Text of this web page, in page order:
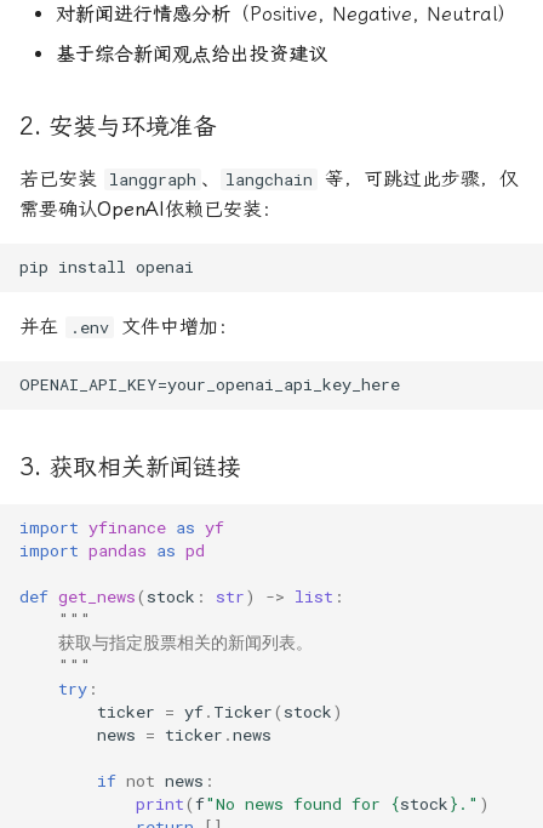
对新闻进行情感分析 （Positive, Negative, Neutral）
基于综合新闻观点给出投资建议
2. 安装与环境准备
若已安装 langgraph 、 langchain
等，可跳过此步骤，仅
需要确认OpenAI依赖已安装：
pip install
并在 .env 文件中增加：
3. 获取相关新闻链接
import yfinance as yf
import pandas as pd
def get_news( stock : str) -> list :
"""
    获取与指定股票相关的新闻列表。
    """
try :
ticker = yf. Ticker( stock)
news = ticker .news
if not news :
print(f"No news found for {stock} ." )